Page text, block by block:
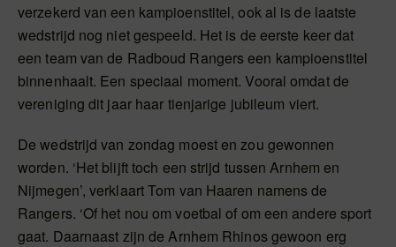
verzekerd van een kampioenstitel, ook al is de laatste
wedstrijd nog niet gespeeld. Het is de eerste keer dat
een team van de Radboud Rangers een kampioenstitel
binnenhaalt. Een speciaal moment. Vooral omdat de
vereniging dit jaar haar tienjarige jubileum viert.
De wedstrijd van zondag moest en zou gewonnen
worden. ‘Het blijft toch een strijd tussen Arnhem en
Nijmegen’, verklaart Tom van Haaren namens de
Rangers. ‘Of het nou om voetbal of om een andere sport
gaat. Daarnaast zijn de Arnhem Rhinos gewoon erg